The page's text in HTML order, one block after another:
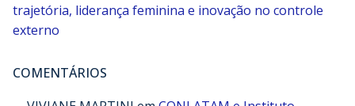
trajetória, liderança feminina e inovação no controle
externo
COMENTÁRIOS